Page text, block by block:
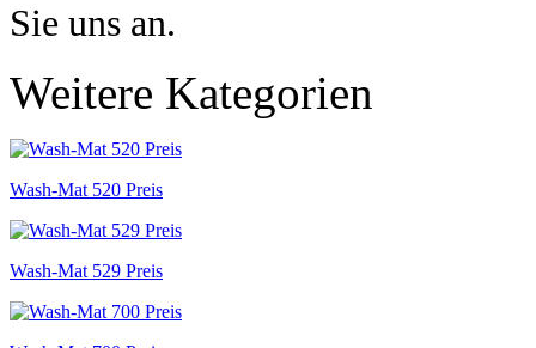
Sie uns an.
Weitere Kategorien
Wash-Mat 520 Preis
Wash-Mat 529 Preis